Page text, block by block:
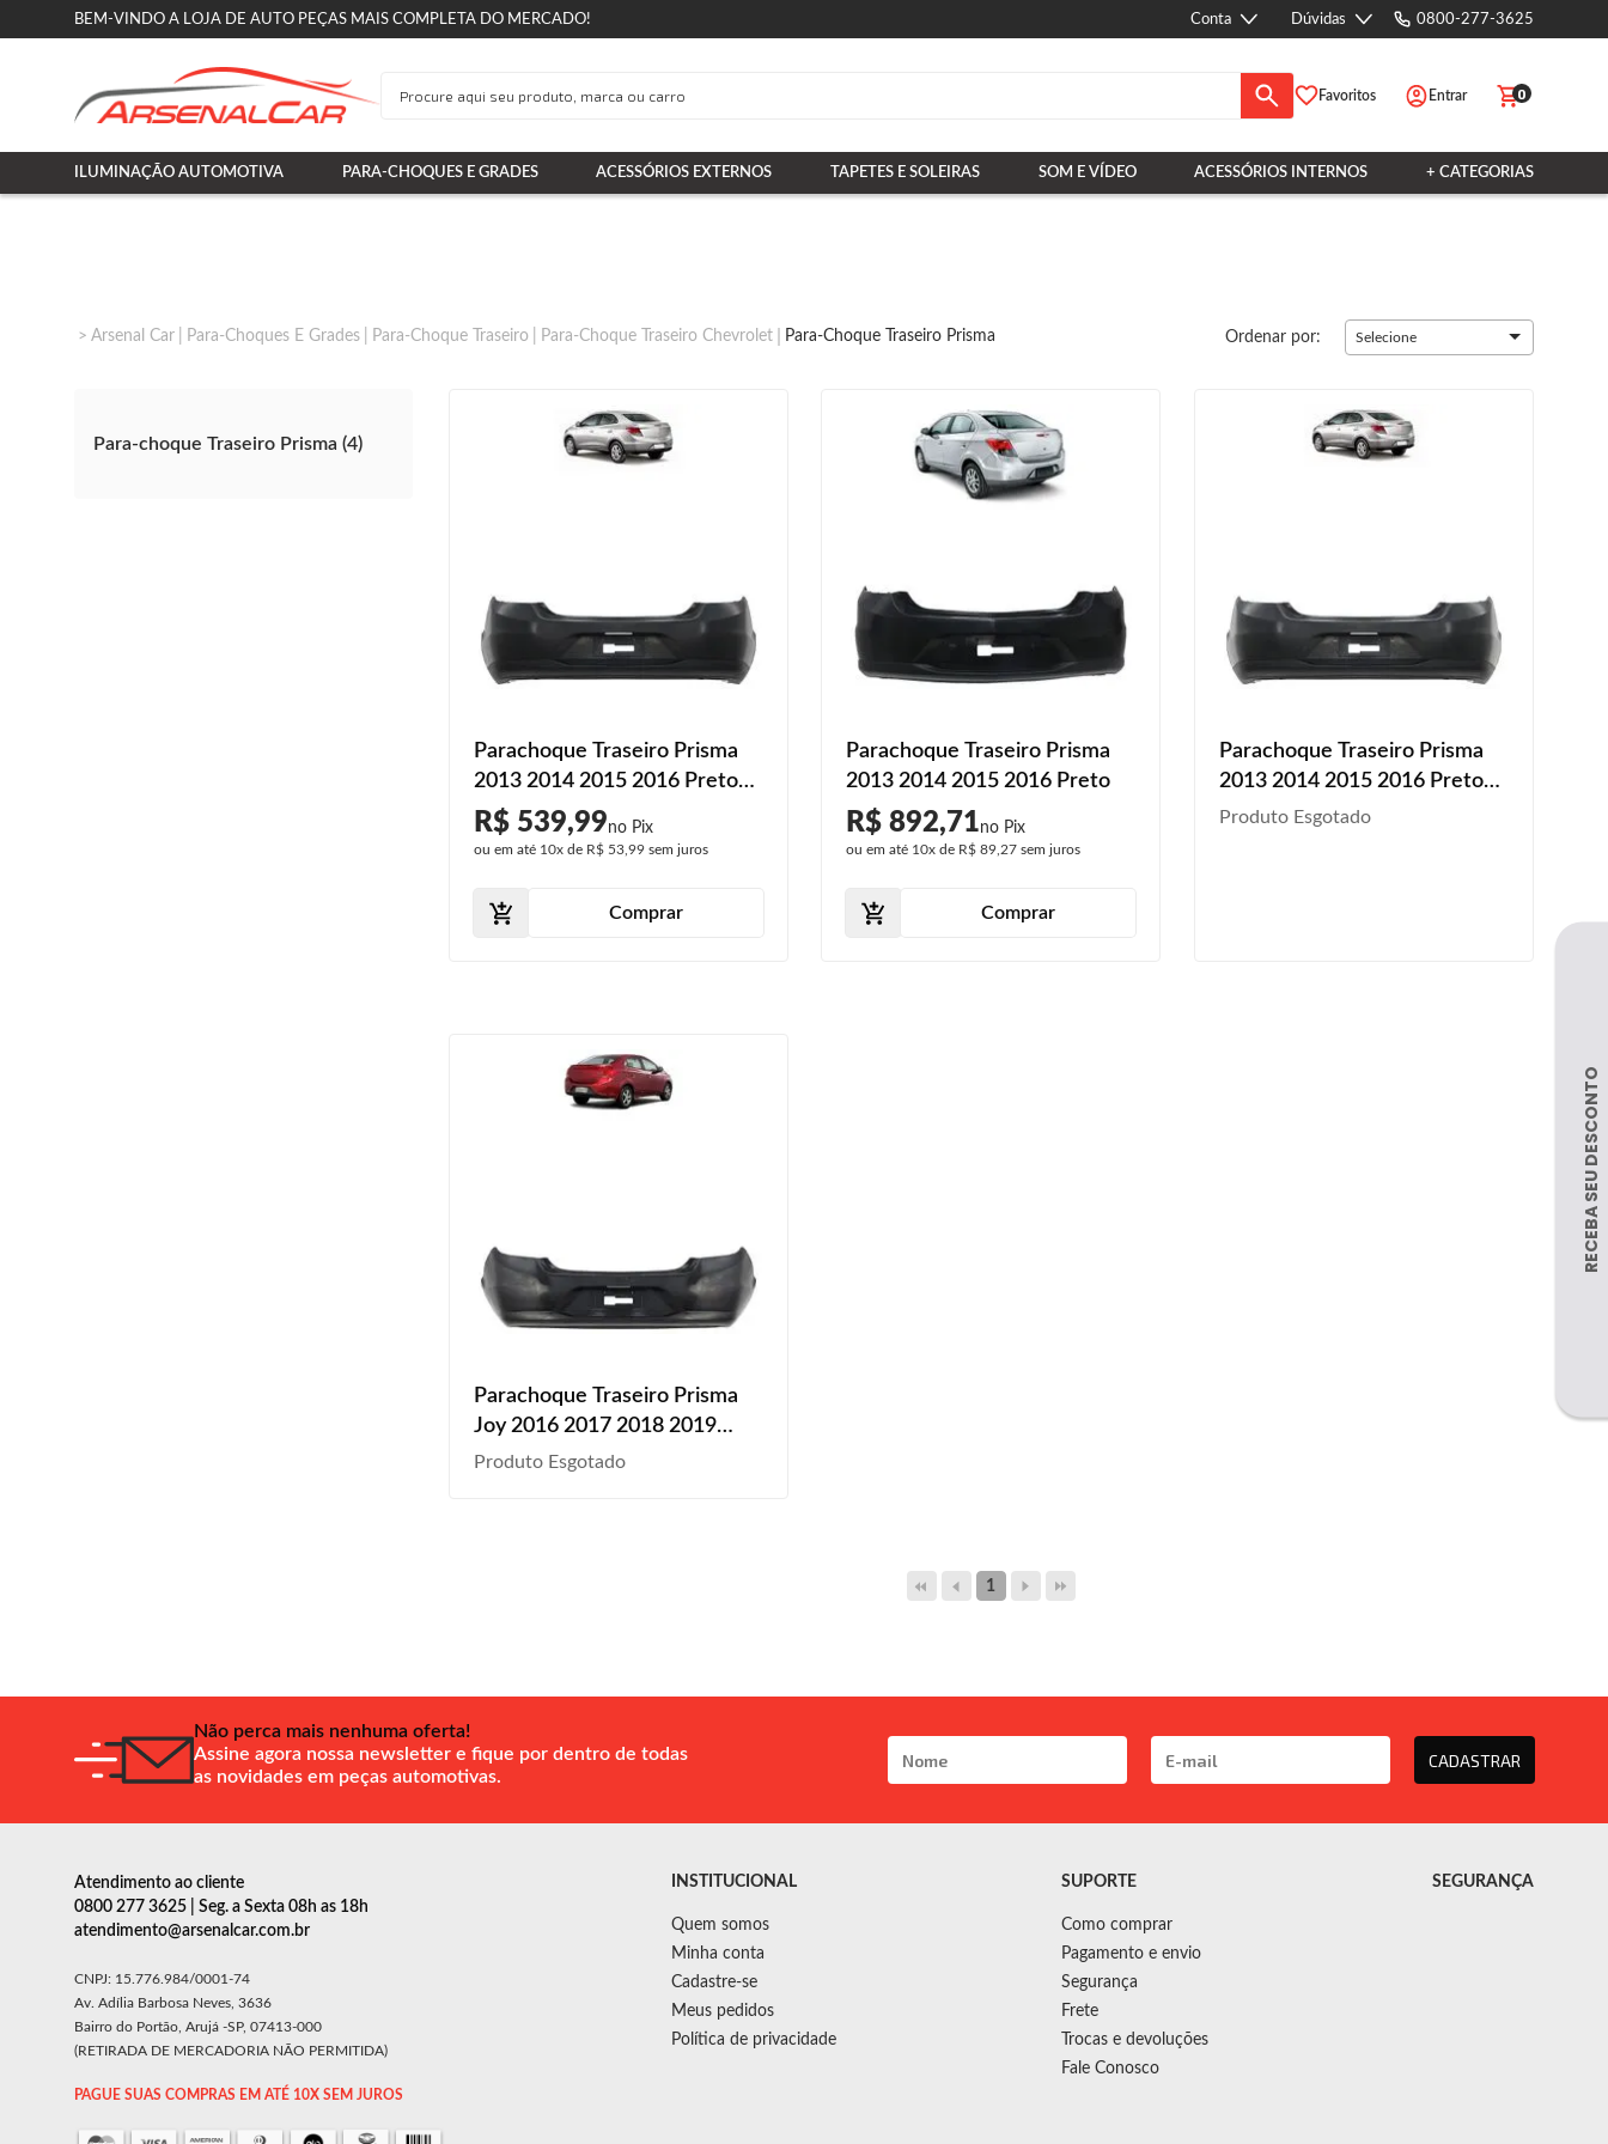
BEM-VINDO A LOJA DE AUTO PEÇAS MAIS COMPLETA DO MERCADO! Conta Dúvidas 0800-277-3625
Favoritos Entrar 0
ILUMINAÇÃO AUTOMOTIVA PARA-CHOQUES E GRADES ACESSÓRIOS EXTERNOS TAPETES E SOLEIRAS SOM E VÍDEO ACESSÓRIOS INTERNOS + CATEGORIAS
Arsenal Car Para-Choques E Grades Para-Choque Traseiro Para-Choque Traseiro Chevrolet Para-Choque Traseiro Prisma Ordenar por: Selecione
Para-choque Traseiro Prisma (4)
Parachoque Traseiro Prisma
2013 2014 2015 2016 Preto
Liso
R$ 539,99
ou em até 10xde R$ 53,99sem juros
Comprar
Parachoque Traseiro Prisma
2013 2014 2015 2016 Preto
R$ 892,71
ou em até 10x de R$ 89,27 sem juros
Comprar
Parachoque Traseiro Prisma
2013 2014 2015 2016 Preto
Liso Com Furo Sensor
Produto Esgotado
Parachoque Traseiro Prisma
Joy 2016 2017 2018 2019
Preto Liso
Produto Esgotado
1
Não perca mais nenhuma oferta!
Assine agora nossa newsletter e fique por dentro de todas
as novidades em peças automotivas.
CADASTRAR
Atendimento ao cliente
0800 277 3625 | Seg. a Sexta 08h as 18h
atendimento@arsenalcar.com.br
CNPJ: 15.776.984/0001-74
Av. Adília Barbosa Neves, 3636
Bairro do Portão, Arujá -SP, 07413-000
(RETIRADA DE MERCADORIA NÃO PERMITIDA)
PAGUE SUAS COMPRAS EM ATÉ 10X SEM JUROS
INSTITUCIONAL
Quem somos
Minha conta
Cadastre-se
Meus pedidos
Política de privacidade
SUPORTE
Como comprar
Pagamento e envio
Segurança
Frete
Trocas e devoluções
Fale Conosco
SEGURANÇA